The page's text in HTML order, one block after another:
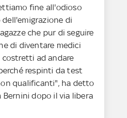
fine all'odioso
di
che pur di seguire
di diventare medici
ad andare
respinti da test
qualificanti", ha detto
Bernini dopo il via libera